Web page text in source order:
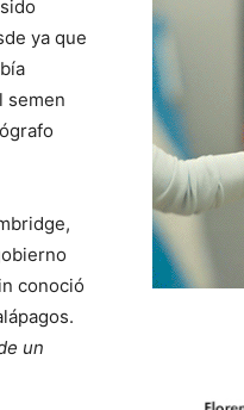
ya que
semen
conoció
un